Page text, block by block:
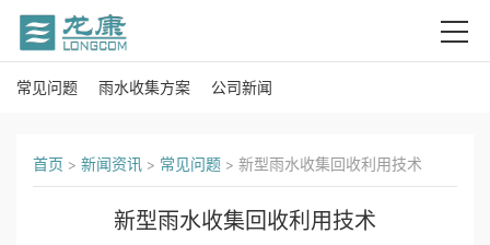
首
关
常见问题 雨水收集方案 公司新闻
首页 > 新闻资讯 > 常见问题 > 新型雨水收集回收利用技术
新型雨水收集回收利用技术